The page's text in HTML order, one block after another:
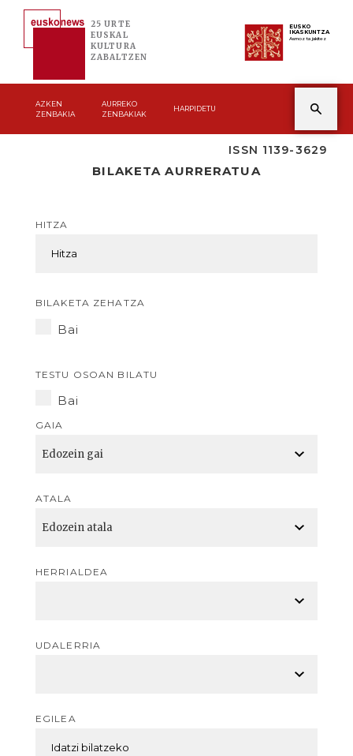
25 URTE
EUSKAL
KULTURA
ZABALTZEN
EUSKO
IKASKUNTZA
Asmoz ta jakitez
AZKEN
ZENBAKIA
AURREKO
ZENBAKIAK
HARPIDETU
ISSN 1139-3629
BILAKETA AURRERATUA
HITZA
BILAKETA ZEHATZA
Bai
TESTU OSOAN BILATU
Bai
GAIA
ATALA
HERRIALDEA
UDALERRIA
EGILEA